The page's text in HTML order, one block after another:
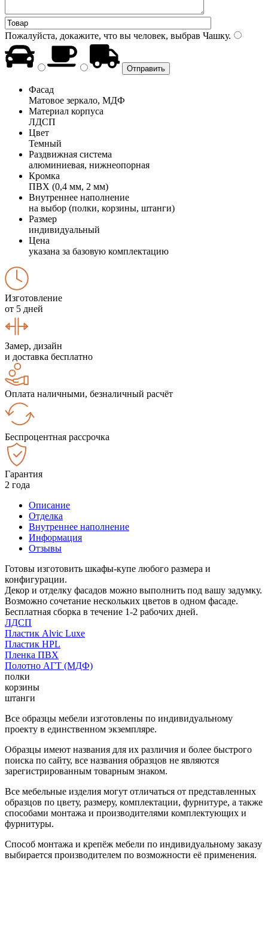
Пожалуйста, докажите, что вы человек, выбрав Чашку.
Фасад
Матовое зеркало, МДФ
Материал корпуса
ЛДСП
Цвет
Темный
Раздвижная система
алюминиевая, нижнеопорная
Кромка
ПВХ (0,4 мм, 2 мм)
Внутреннее наполнение
на выбор (полки, корзины, штанги)
Размер
индивидуальный
Цена
указана за базовую комплектацию
Изготовление
от 5 дней
Замер, дизайн
и доставка бесплатно
Оплата наличными, безналичный расчёт
Беспроцентная рассрочка
Гарантия
2 года
Описание
Отделка
Внутреннее наполнение
Информация
Отзывы
Готовы изготовить шкафы-купе любого размера и
конфигурации.
Декор и отделку фасадов можно выполнить под вашу задумку.
Возможно сочетание нескольких цветов в одном фасаде.
Бесплатная сборка в течение 1-2 рабочих дней.
ЛДСП
Пластик Alvic Luxe
Пластик HPL
Пленка ПВХ
Полотно АГТ (МДФ)
полки
корзины
штанги
Все образцы мебели изготовлены по индивидуальному
проекту в единственном экземпляре.
Образцы имеют названия для их различия и более быстрого
поиска по сайту, все названия образцов не являются
зарегистрированным товарным знаком.
Все мебельные изделия могут отличаться от представленных
образцов по цвету, размеру, комплектации, фурнитуре, а также
способами монтажа и производителями комплектующих и
фурнитуры.
Способ монтажа и крепёж мебели по индивидуальному заказу
выбирается производителем по возможности её применения.